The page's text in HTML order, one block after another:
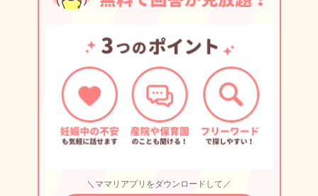
＼ママリアプリをダウンロードして／